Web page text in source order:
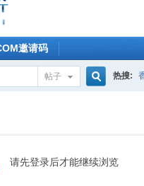
邀请码
帖子
索
热搜:
请先登录后才能继续浏览